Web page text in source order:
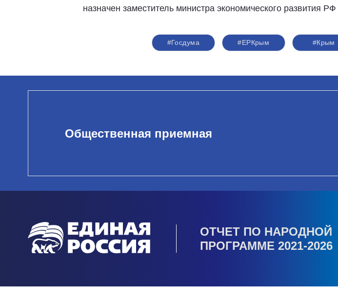
назначен заместитель министра экономического развития РФ
#Госдума #ЕРКрым #Крым
Общественная приемная
ОТЧЕТ ПО НАРОДНОЙ
ПРОГРАММЕ 2021-2026